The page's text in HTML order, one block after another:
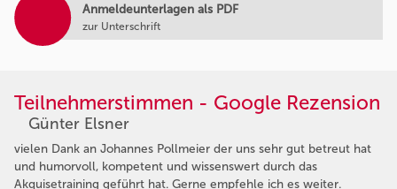
Anmeldeunterlagen als PDF
zur Unterschrift
Teilnehmerstimmen - Google Rezension
Günter Elsner
vielen Dank an Johannes Pollmeier der uns sehr gut betreut hat
und humorvoll, kompetent und wissenswert durch das
Akquisetraining geführt hat. Gerne empfehle ich es weiter.